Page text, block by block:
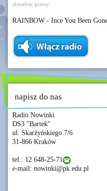
aktualnie gramy:
RAINBOW - Ince You Been
napisz do nas
Radio Nowinki
DS3 "Bartek"
ul. Skarżyńskiego 7/6
31-866 Kraków
tel.: 12 648-25-71
e-mail: nowinki@pk.edu.pl